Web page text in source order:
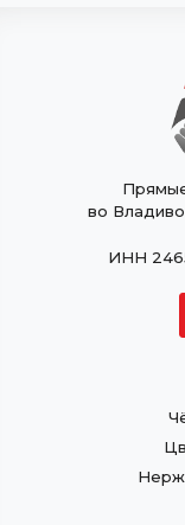
во
ИНН